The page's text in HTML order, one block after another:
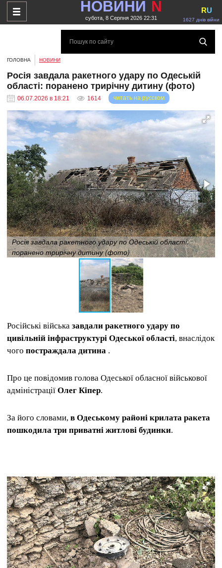
НОВИНИ N
субота, 8 Серпня 2026 22:31 1627 днів війни
RU
ГОЛОВНА НОВИНИ
Росія завдала ракетного удару по Одеській
області: поранено трирічну дитину (фото)
06.07.2026 в 18:21 1614 читать на русском
Росія завдала ракетного удару по Одеській області:
поранено трирічну дитину (фото)
Російські війська завдали ракетного удару по
цивільній інфраструктурі Одеської області, внаслідок
чого постраждала дитина .
Про це повідомив голова Одеської обласної військової
адміністрації Олег Кіпер.
За його словами, в Одеському районі крилата ракета
пошкодила три приватні житлові будинки.